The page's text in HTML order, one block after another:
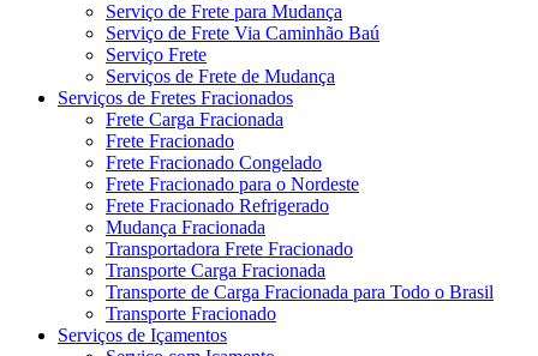
Serviço de Frete para Mudança
Serviço de Frete Via Caminhão Baú
Serviço Frete
Serviços de Frete de Mudança
Serviços de Fretes Fracionados
Frete Carga Fracionada
Frete Fracionado
Frete Fracionado Congelado
Frete Fracionado para o Nordeste
Frete Fracionado Refrigerado
Mudança Fracionada
Transportadora Frete Fracionado
Transporte Carga Fracionada
Transporte de Carga Fracionada para Todo o Brasil
Transporte Fracionado
Serviços de Içamentos